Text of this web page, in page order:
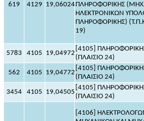
619 4129 19,06024ΠΛΗΡΟΦΟΡΙΚΗΣ
ΗΛΕΚΤΡΟΝΙΚΩΝ
ΠΛΗΡΟΦΟΡΙΚΗΣ)
19)
5783 4105 19,04972
[4105]
(ΠΛΑΙΣΙΟ 24)
562 4105 19,04772
[4105]
(ΠΛΑΙΣΙΟ 24)
3454 4105 19,04505
[4105]
(ΠΛΑΙΣΙΟ 24)
[4106]